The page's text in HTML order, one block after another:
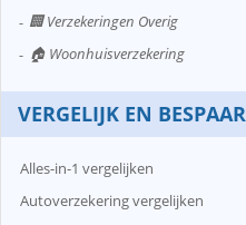
🏢 Verzekeringen Overig
🏠 Woonhuisverzekering
VERGELIJK EN BESPAAR
Alles-in-1 vergelijken
Autoverzekering vergelijken